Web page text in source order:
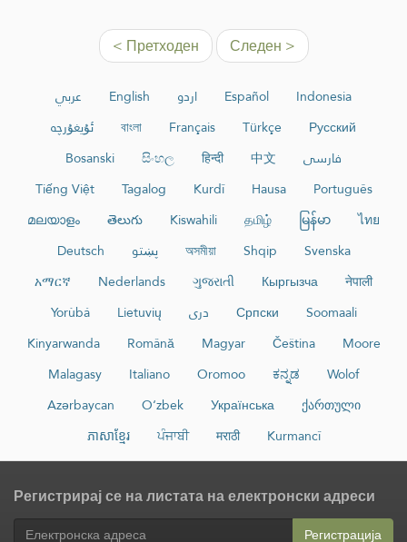
< Претходен Следен >
عربي English اردو Español
Indonesia
ئۇيغۇرچە
বাংলা Français Türkçe
Русский
Bosanski
සිංහල हिन्दी 中文
فارسی
Tiếng Việt
Tagalog Kurdî Hausa
Português
മലയാളം
తెలుగు Kiswahili தமிழ் မြန်မာ
ไทย
Deutsch
پښتو অসমীয়া Shqip
Svenska
አማርኛ
Nederlands ગુજરાતી Кыргызча
नेपाली
Yorùbá
Lietuvių دری Српски
Soomaali
Kinyarwanda
Română Magyar Čeština
Moore
Malagasy
Italiano Oromoo ಕನ್ನಡ
Wolof
Azərbaycan
O‘zbek Українська
ქართული
ភាសាខ្មែរ
ਪੰਜਾਬੀ मराठी Kurmancî
Регистрирај се на листата на електронски адреси
Регистрација